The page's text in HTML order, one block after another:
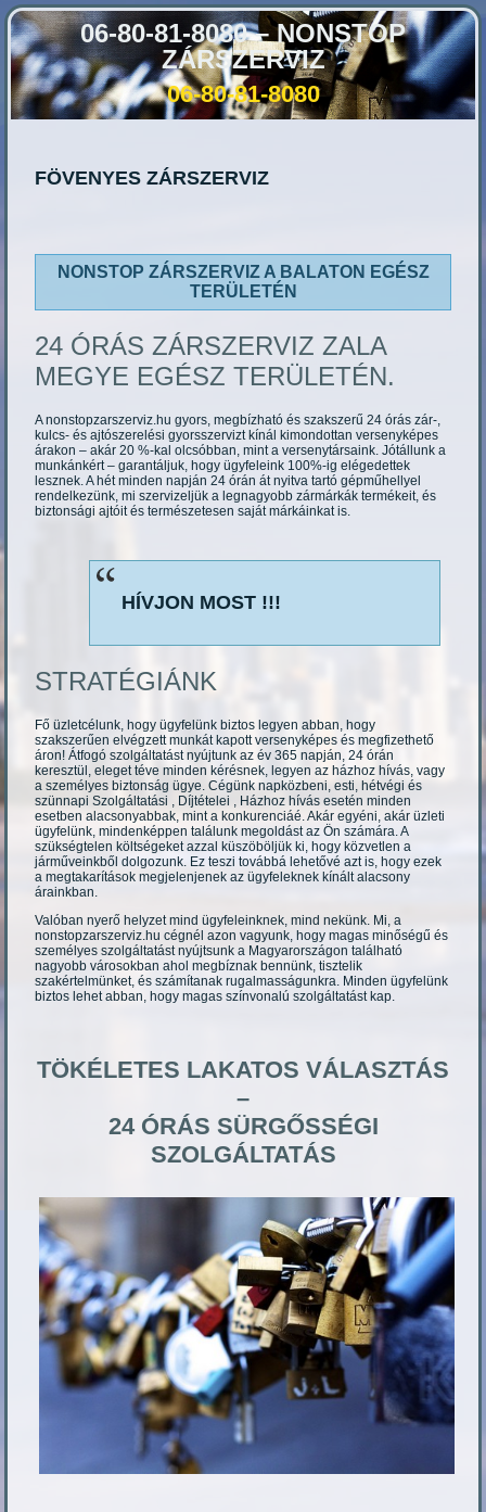
06-80-81-8080 – NONSTOP
ZÁRSZERVIZ
06-80-81-8080
FÖVENYES ZÁRSZERVIZ
NONSTOP ZÁRSZERVIZ A BALATON EGÉSZ
TERÜLETÉN
24 ÓRÁS ZÁRSZERVIZ ZALA
MEGYE EGÉSZ TERÜLETÉN.
A nonstopzarszerviz.hu gyors, megbízható és szakszerű 24 órás zár-,
kulcs- és ajtószerelési gyorsszervizt kínál kimondottan versenyképes
árakon – akár 20 %-kal olcsóbban, mint a versenytársaink. Jótállunk a
munkánkért – garantáljuk, hogy ügyfeleink 100%-ig elégedettek
lesznek. A hét minden napján 24 órán át nyitva tartó gépműhellyel
rendelkezünk, mi szervizeljük a legnagyobb zármárkák termékeit, és
biztonsági ajtóit és természetesen saját márkáinkat is.
HÍVJON MOST !!!
STRATÉGIÁNK
Fő üzletcélunk, hogy ügyfelünk biztos legyen abban, hogy
szakszerűen elvégzett munkát kapott versenyképes és megfizethető
áron! Átfogó szolgáltatást nyújtunk az év 365 napján, 24 órán
keresztül, eleget téve minden kérésnek, legyen az házhoz hívás, vagy
a személyes biztonság ügye. Cégünk napközbeni, esti, hétvégi és
szünnapi Szolgáltatási , Díjtételei , Házhoz hívás esetén minden
esetben alacsonyabbak, mint a konkurenciáé. Akár egyéni, akár üzleti
ügyfelünk, mindenképpen találunk megoldást az Ön számára. A
szükségtelen költségeket azzal küszöböljük ki, hogy közvetlen a
járműveinkből dolgozunk. Ez teszi továbbá lehetővé azt is, hogy ezek
a megtakarítások megjelenjenek az ügyfeleknek kínált alacsony
árainkban.
Valóban nyerő helyzet mind ügyfeleinknek, mind nekünk. Mi, a
nonstopzarszerviz.hu cégnél azon vagyunk, hogy magas minőségű és
személyes szolgáltatást nyújtsunk a Magyarországon található
nagyobb városokban ahol megbíznak bennünk, tisztelik
szakértelmünket, és számítanak rugalmasságunkra. Minden ügyfelünk
biztos lehet abban, hogy magas színvonalú szolgáltatást kap.
TÖKÉLETES LAKATOS VÁLASZTÁS
–
24 ÓRÁS SÜRGŐSSÉGI
SZOLGÁLTATÁS